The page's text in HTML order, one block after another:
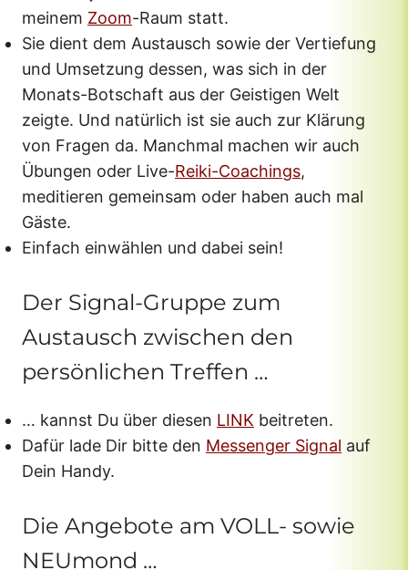
meinem Zoom-Raum statt.
Sie dient dem Austausch sowie der Vertiefung
und Umsetzung dessen, was sich in der
Monats-Botschaft aus der Geistigen Welt
zeigte. Und natürlich ist sie auch zur Klärung
von Fragen da. Manchmal machen wir auch
Übungen oder Live-Reiki-Coachings,
meditieren gemeinsam oder haben auch mal
Gäste.
Einfach einwählen und dabei sein!
Der Signal-Gruppe zum
Austausch zwischen den
persönlichen Treffen …
… kannst Du über diesen LINK beitreten.
Dafür lade Dir bitte den Messenger Signal auf
Dein Handy.
Die Angebote am VOLL- sowie
NEUmond …